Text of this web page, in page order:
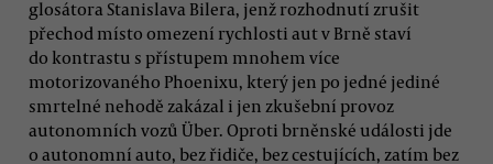
glosátora Stanislava Bilera, jenž rozhodnutí zrušit
přechod místo omezení rychlosti aut v Brně staví
do kontrastu s přístupem mnohem více
motorizovaného Phoenixu, který jen po jedné jediné
smrtelné nehodě zakázal i jen zkušební provoz
autonomních vozů Über. Oproti brněnské události jde
o autonomní auto, bez řidiče, bez cestujících, zatím bez